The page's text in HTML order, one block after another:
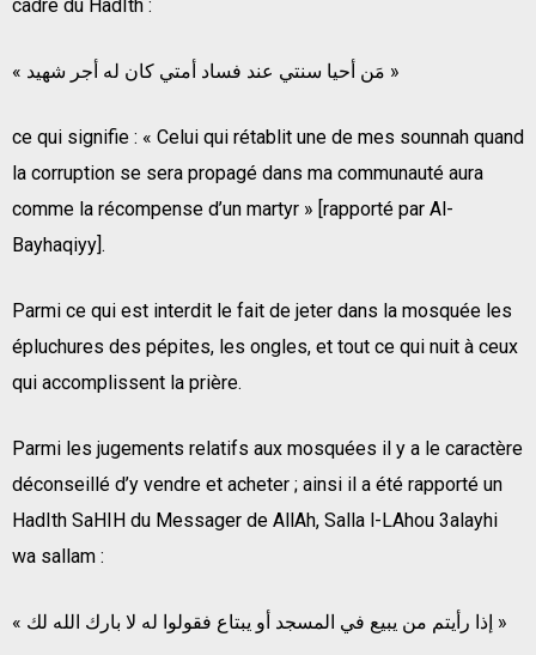
cadre du HadIth :
« مَن أحيا سنتي عند فساد أمتي كان له أجر شهيد »
ce qui signifie : « Celui qui rétablit une de mes sounnah quand
la corruption se sera propagé dans ma communauté aura
comme la récompense d’un martyr » [rapporté par Al-
Bayhaqiyy].
Parmi ce qui est interdit le fait de jeter dans la mosquée les
épluchures des pépites, les ongles, et tout ce qui nuit à ceux
qui accomplissent la prière.
Parmi les jugements relatifs aux mosquées il y a le caractère
déconseillé d’y vendre et acheter ; ainsi il a été rapporté un
HadIth SaHIH du Messager de AllAh, Salla l-LAhou 3alayhi
wa sallam :
« إذا رأيتم من يبيع في المسجد أو يبتاع فقولوا له لا بارك الله لك »